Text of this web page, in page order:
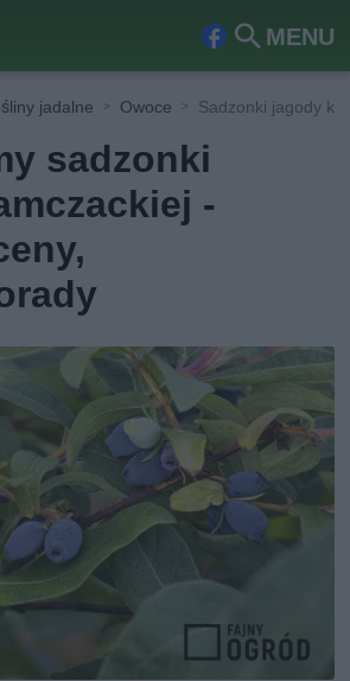
MENU
Fa
ook
Szu
jadalne Owoce Sadzonki jagody
sadzonki
-